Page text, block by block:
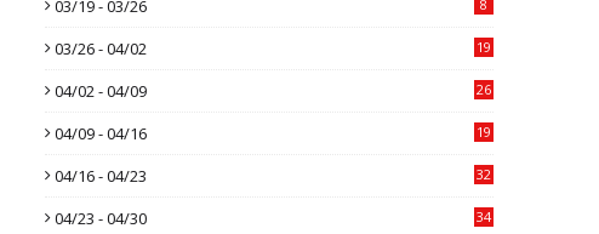
03/19 - 03/26 8
03/26 - 04/02 19
04/02 - 04/09 26
04/09 - 04/16 19
04/16 - 04/23 32
04/23 - 04/30 34